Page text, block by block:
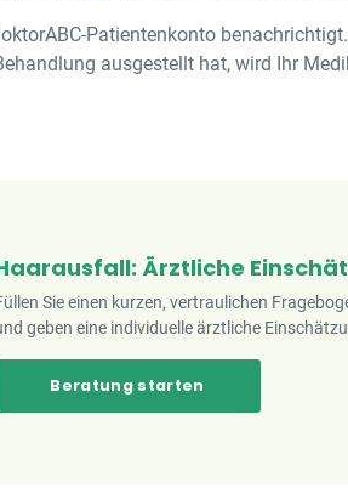
Patientenkonto
ausgestellt hat, wird Ihr
Ärztliche
Sie einen kurzen, vertraulichen
geben eine individuelle ärztliche
Beratung starten